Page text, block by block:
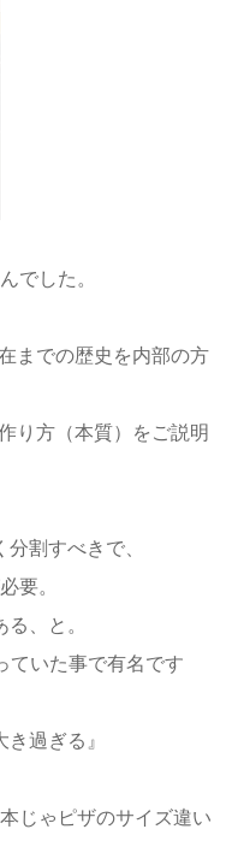
でした。
までの歴史を内部の方
り方（本質）をご説明
割すべきで、
要。
、と。
ていた事で有名です
過ぎる』
じゃピザのサイズ違い